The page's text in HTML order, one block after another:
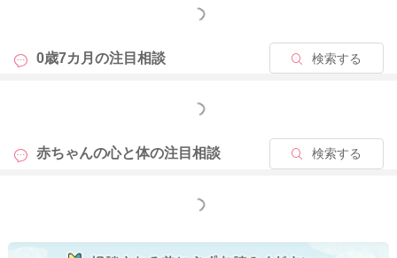
もっと見る
0歳7カ月の注目相談 検索する
もっと見る
赤ちゃんの心と体の注目相談 検索する
もっと見る